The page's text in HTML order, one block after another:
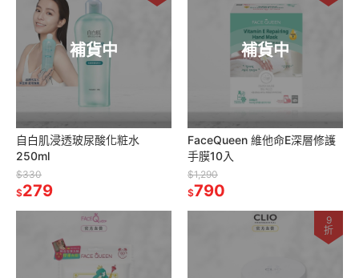
補貨中
自白肌浸透玻尿酸化粧水
250ml
$330
$279
補貨中
FaceQueen 維他命E深層修護
手膜10入
$1,290
$790
9
折